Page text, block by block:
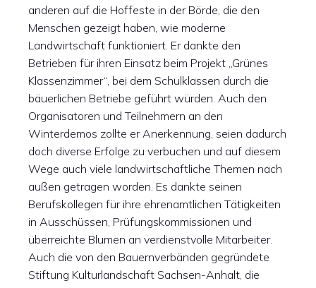
anderen auf die Hoffeste in der Börde, die den
Menschen gezeigt haben, wie moderne
Landwirtschaft funktioniert. Er dankte den
Betrieben für ihren Einsatz beim Projekt „Grünes
Klassenzimmer“, bei dem Schulklassen durch die
bäuerlichen Betriebe geführt würden. Auch den
Organisatoren und Teilnehmern an den
Winterdemos zollte er Anerkennung, seien dadurch
doch diverse Erfolge zu verbuchen und auf diesem
Wege auch viele landwirtschaftliche Themen nach
außen getragen worden. Es dankte seinen
Berufskollegen für ihre ehrenamtlichen Tätigkeiten
in Ausschüssen, Prüfungskommissionen und
überreichte Blumen an verdienstvolle Mitarbeiter.
Auch die von den Bauernverbänden gegründete
Stiftung Kulturlandschaft Sachsen-Anhalt, die